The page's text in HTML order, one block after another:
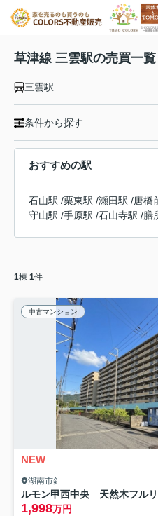
草津線 三雲駅の売買一覧
三雲駅
条件から探す
おすすめの駅
石山駅 /栗東駅 /瀬田駅 /唐橋
守山駅 /手原駅 /石山寺駅 /膳
1棟 1件
中古マンション
NEW
湖南市針
ルモン甲西中央 天然木フル
1,998万円